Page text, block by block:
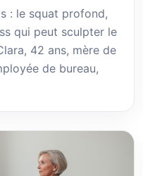
: le squat profond,
qui peut sculpter le
42 ans, mère de
de bureau,